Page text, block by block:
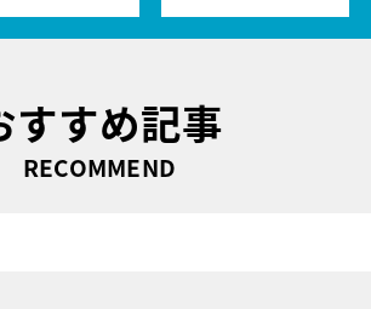
すすめ記事
RECOMMEND